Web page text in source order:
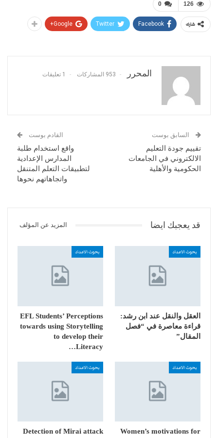
0 126
شارك Facebook
Twitter
Google+
المحرر 953 المشاركات 1 تعليقات
السابق بوست
تقييم جودة التعليم
الالكتروني في الجامعات
الحكومية والأهلية
القادم بوست
واقع استخدام طلبة
المدارس الإعدادية
لتطبيقات التعلم المتنقل
واتجاهاتهم نحوها
قد يعجبك ايضا المزيد عن المؤلف
بحوث الاعداد
العقل والنقل عند ابن رشد:
قراءة معاصرة في “فصل
المقال”
بحوث الاعداد
EFL Students’ Perceptions
towards using Storytelling
to develop their
Literacy…
بحوث الاعداد
Women’s motivations for
بحوث الاعداد
Detection of Mirai attack